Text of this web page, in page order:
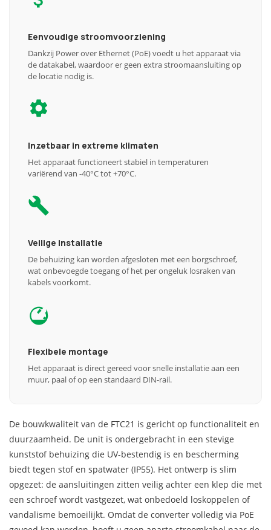
Eenvoudige stroomvoorziening
Dankzij Power over Ethernet (PoE) voedt u het apparaat via
de datakabel, waardoor er geen extra stroomaansluiting op
de locatie nodig is.
Inzetbaar in extreme klimaten
Het apparaat functioneert stabiel in temperaturen
variërend van -40°C tot +70°C.
Veilige installatie
De behuizing kan worden afgesloten met een borgschroef,
wat onbevoegde toegang of het per ongeluk losraken van
kabels voorkomt.
Flexibele montage
Het apparaat is direct gereed voor snelle installatie aan een
muur, paal of op een standaard DIN-rail.
De bouwkwaliteit van de FTC21 is gericht op functionaliteit en
duurzaamheid. De unit is ondergebracht in een stevige
kunststof behuizing die UV-bestendig is en bescherming
biedt tegen stof en spatwater (IP55). Het ontwerp is slim
opgezet: de aansluitingen zitten veilig achter een klep die met
een schroef wordt vastgezet, wat onbedoeld loskoppelen of
vandalisme bemoeilijkt. Omdat de converter volledig via PoE